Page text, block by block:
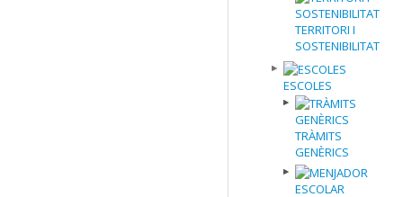
TERRITORI I
SOSTENIBILITAT
ESCOLES
TRÀMITS
GENÈRICS